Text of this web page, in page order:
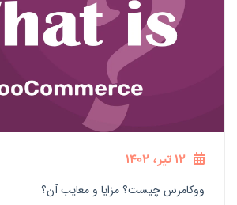
12 تیر، 1402
ووکامرس چیست؟ مزایا و معایب آن؟